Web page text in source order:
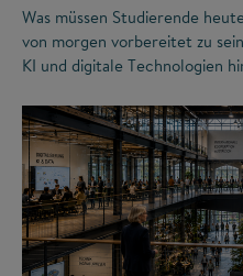
Was müssen Studierende
von morgen vorbereitet zu
KI und digitale Technologien